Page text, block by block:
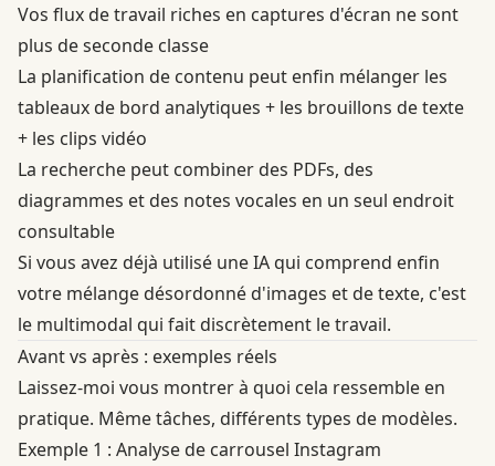
Vos flux de travail riches en captures d'écran ne sont
plus de seconde classe
La planification de contenu peut enfin mélanger les
tableaux de bord analytiques + les brouillons de texte
+ les clips vidéo
La recherche peut combiner des PDFs, des
diagrammes et des notes vocales en un seul endroit
consultable
Si vous avez déjà utilisé une IA qui comprend enfin
votre mélange désordonné d'images et de texte, c'est
le multimodal qui fait discrètement le travail.
Avant vs après : exemples réels
Laissez-moi vous montrer à quoi cela ressemble en
pratique. Même tâches, différents types de modèles.
Exemple 1 : Analyse de carrousel Instagram